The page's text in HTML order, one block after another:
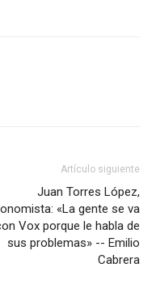
Artículo siguiente
Juan Torres López,
«La gente se va
Vox porque le habla de
sus problemas» -- Emilio
Cabrera